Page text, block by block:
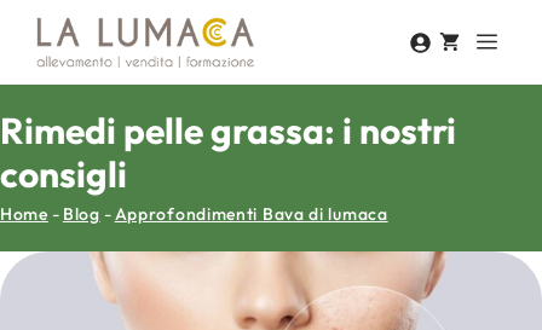
contenuto
Rimedi pelle grassa: i nostri
consigli
Home - Blog -Approfondimenti Bava di lumaca